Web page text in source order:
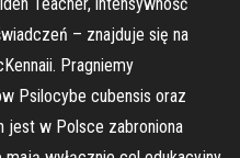
– znajduje się na
Pragniemy
Psilocybe cubensis oraz
jest w Polsce zabroniona